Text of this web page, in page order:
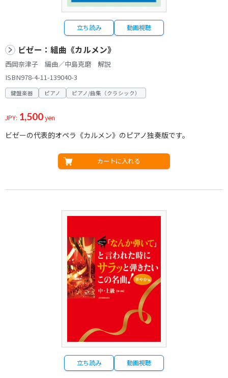
立ち読み 動画視聴
ビゼー：組曲《カルメン》
西岡奈津子 編曲／中島克磨 解説
ISBN978-4-11-139040-3
鍵盤楽器 ピアノ ピアノ/曲集（クラシック）
JPY: 1,500yen
ビゼーの代表的オペラ《カルメン》のピアノ独奏版です。
カートに入れる
立ち読み 動画視聴